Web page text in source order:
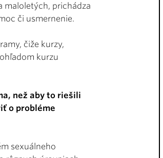
maloletých, prichádza
či usmernenie.
čiže kurzy,
kurzu
než aby to riešili
o probléme
sexuálneho